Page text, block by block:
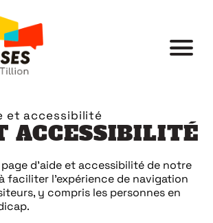
et accessibilité
ACCESSIBILITÉ
d’aide et accessibilité de notre
faciliter l’expérience de navigation
y compris les personnes en